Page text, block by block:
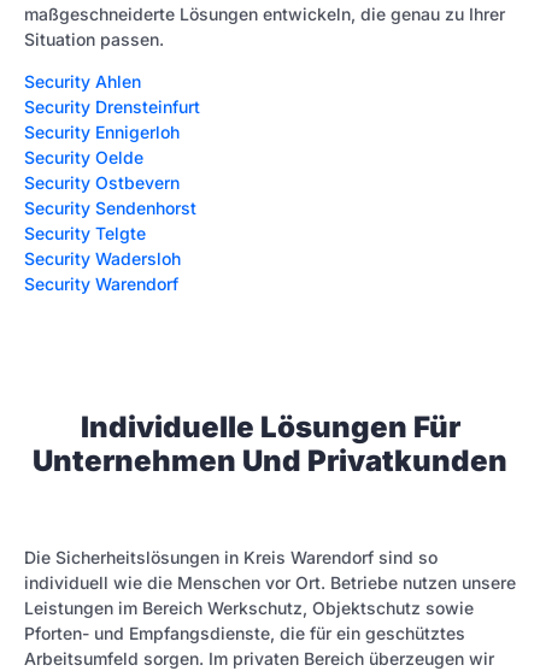
maßgeschneiderte Lösungen entwickeln, die genau zu Ihrer
Situation passen.
Security Ahlen
Security Drensteinfurt
Security Ennigerloh
Security Oelde
Security Ostbevern
Security Sendenhorst
Security Telgte
Security Wadersloh
Security Warendorf
Individuelle Lösungen Für
Unternehmen Und Privatkunden
Die Sicherheitslösungen in Kreis Warendorf sind so
individuell wie die Menschen vor Ort. Betriebe nutzen unsere
Leistungen im Bereich Werkschutz, Objektschutz sowie
Pforten- und Empfangsdienste, die für ein geschütztes
Arbeitsumfeld sorgen. Im privaten Bereich überzeugen wir